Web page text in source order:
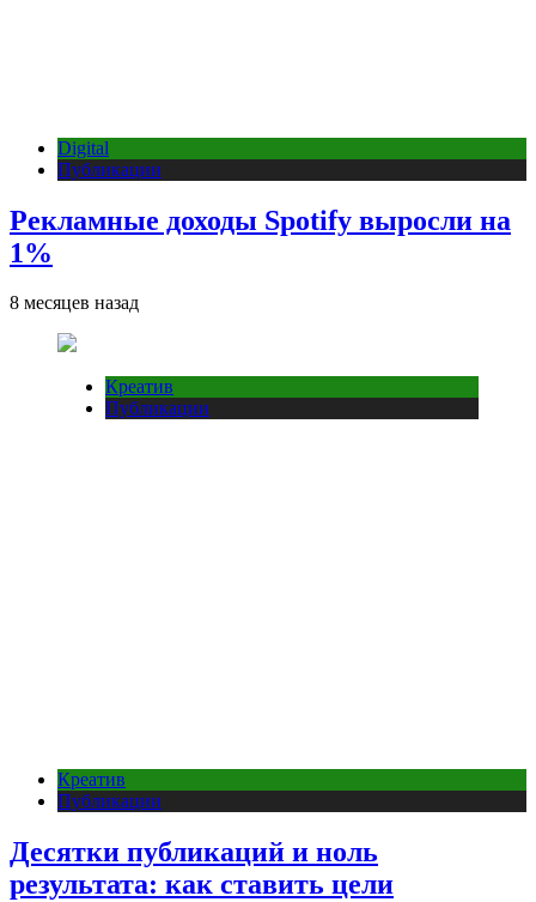
Digital
Публикации
Рекламные доходы Spotify выросли на
1%
8 месяцев назад
Креатив
Публикации
Креатив
Публикации
Десятки публикаций и ноль
результата: как ставить цели